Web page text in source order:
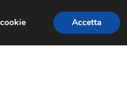
EVENTI E COMPETIZIONI
Accetta